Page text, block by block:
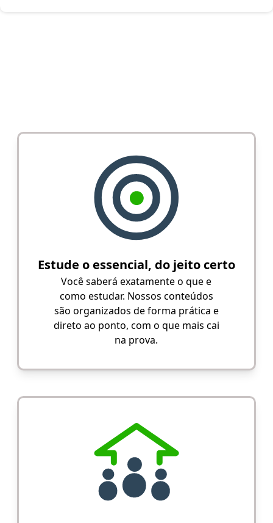
Estude o essencial, do jeito certo
Você saberá exatamente o que e
como estudar. Nossos conteúdos
são organizados de forma prática e
direto ao ponto, com o que mais cai
na prova.